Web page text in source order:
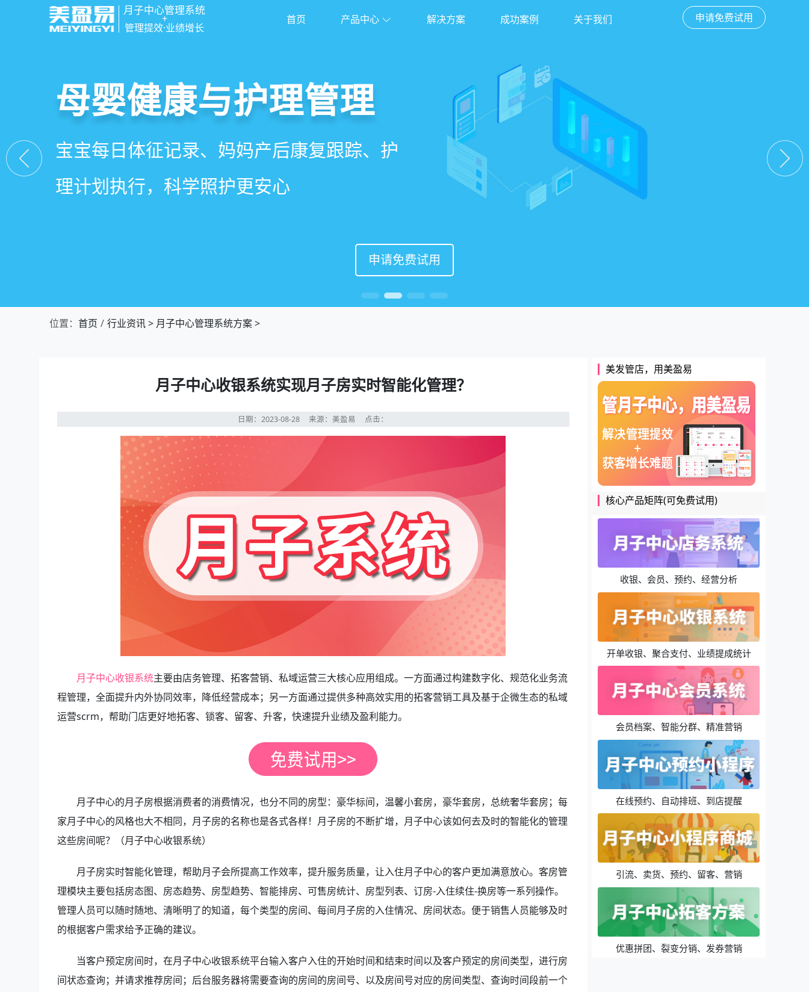
月子中心管理系统
+
管理提效·业绩增长
首页 产品中心 解决方案 成功案例 关于我们 申请免费试用
智慧月子中心管理系统
一站式解决月子中心入住、护理、餐饮、会员、
财务、营销全流程管理
申请免费试用
母婴健康与护理管理
宝宝每日体征记录、妈妈产后康复跟踪、护
理计划执行，科学照护更安心
申请免费试用
房态与预约管理
在线选房、预约入住、智能排房、资源调
度，提升入住率与客户满意度
申请免费试用
会员营销与智能锁客
会员积分、套餐定制、精准营销、客户关
怀，提升复购与转介绍
申请免费试用
位置： 首页 行业资讯> 月子中心管理系统方案>
月子中心收银系统实现月子房实时智能化管理？
日期：2023-08-28来源：美盈易 点击：
月子中心收银系统主要由店务管理、拓客营销、私域运营三大核心应用组成。一方面通过构建数字化、规范化业务流
程管理，全面提升内外协同效率，降低经营成本；另一方面通过提供多种高效实用的拓客营销工具及基于企微生态的私域
运营scrm，帮助门店更好地拓客、锁客、留客、升客，快速提升业绩及盈利能力。
月子中心的月子房根据消费者的消费情况，也分不同的房型：豪华标间，温馨小套房，豪华套房，总统奢华套房；每
家月子中心的风格也大不相同，月子房的名称也是各式各样！月子房的不断扩增，月子中心该如何去及时的智能化的管理
这些房间呢？（月子中心收银系统）
月子房实时智能化管理，帮助月子会所提高工作效率，提升服务质量，让入住月子中心的客户更加满意放心。客房管
理模块主要包括房态图、房态趋势、房型趋势、智能排房、可售房统计、房型列表、订房-入住续住-换房等一系列操作。
管理人员可以随时随地、清晰明了的知道，每个类型的房间、每间月子房的入住情况、房间状态。便于销售人员能够及时
的根据客户需求给予正确的建议。
当客户预定房间时，在月子中心收银系统平台输入客户入住的开始时间和结束时间以及客户预定的房间类型，进行房
间状态查询；并请求推荐房间；后台服务器将需要查询的房间的房间号、以及房间号对应的房间类型、查询时间段前一个
美发管店，用美盈易
核心产品矩阵(可免费试用)
收银、会员、预约、经营分析
开单收银、聚合支付、业绩提成统计
会员档案、智能分群、精准营销
在线预约、自动排班、到店提醒
引流、卖货、预约、留客、营销
优惠拼团、裂变分销、发券营销